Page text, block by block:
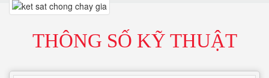
THÔNG SỐ KỸ THUẬT